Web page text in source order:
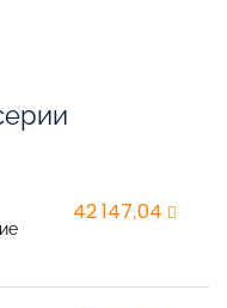
42 147,04